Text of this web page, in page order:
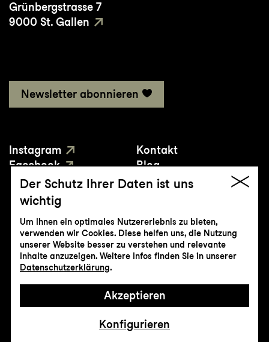
Grünbergstrasse 7
9000 St. Gallen
Newsletter abonnieren
Instagram
Facebook
YouTube
Kontakt
Blog
Presse
© Genossenschaft Konzert und Theater
St.Gallen
Impressum
Datenschutz AGB Intranet
Der Schutz Ihrer Daten ist uns
wichtig
Um Ihnen ein optimales Nutzererlebnis zu bieten,
verwenden wir Cookies. Diese helfen uns, die Nutzung
unserer Website besser zu verstehen und relevante
Inhalte anzuzeigen. Weitere Infos finden Sie in unserer
Datenschutzerklärung.
Akzeptieren
Konfigurieren